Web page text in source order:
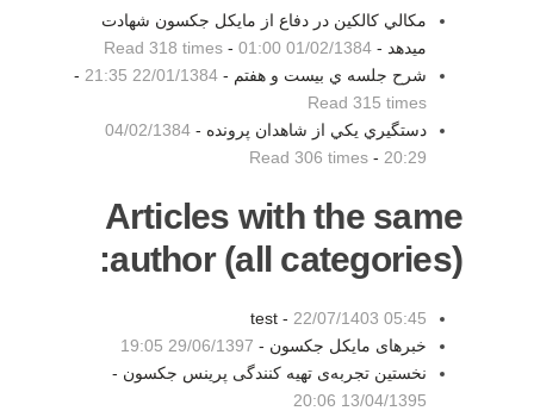
مكالي كالكين در دفاع از مايكل جكسون شهادت
ميدهد - 01/02/1384 01:00
-
Read 318 times
شرح جلسه ي بيست و هفتم - 22/01/1384 21:35
-
Read 315 times
دستگيري يكي از شاهدان پرونده - 04/02/1384
20:29
-
Read 306 times
Articles with the same
author (all categories):
test - 22/07/1403 05:45
خبرهای مایکل جکسون - 29/06/1397 19:05
نخستین تجربه‌ی تهیه کنندگی پرینس جکسون -
13/04/1395 20:06